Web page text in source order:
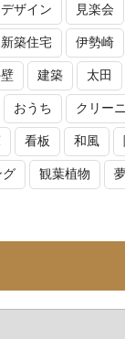
デザイン 見楽会
新築住宅 伊勢崎
建築 太田
おうち クリー
看板 和風
グ 観葉植物